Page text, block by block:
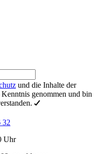
und die Inhalte der
genommen und bin
32
Uhr